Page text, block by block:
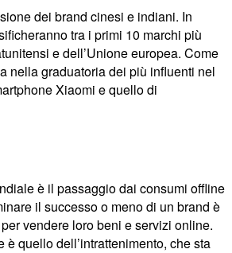
dei brand cinesi e indiani. In
tra i primi 10 marchi più
e dell’Unione europea. Come
nella graduatoria dei più influenti nel
Xiaomi e quello di
è il passaggio dai consumi offline
il successo o meno di un brand è
vendere loro beni e servizi online.
quello dell’intrattenimento, che sta